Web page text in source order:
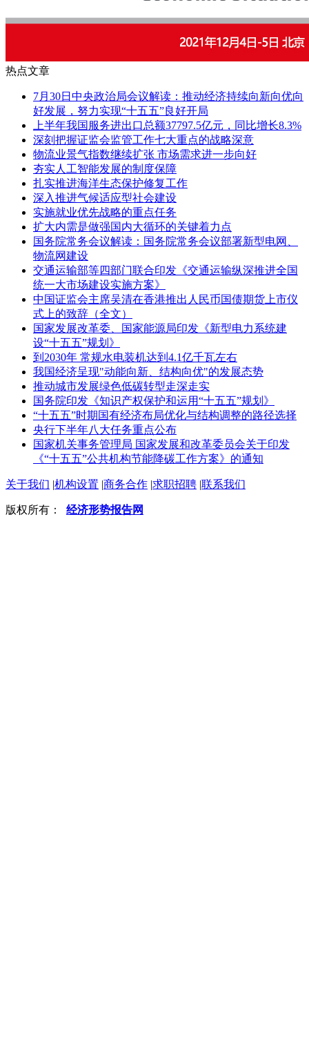
热点文章
7月30日中央政治局会议解读：推动经济持续向新向优向
好发展，努力实现“十五五”良好开局
上半年我国服务进出口总额37797.5亿元，同比增长8.3%
深刻把握证监会监管工作七大重点的战略深意
物流业景气指数继续扩张 市场需求进一步向好
夯实人工智能发展的制度保障
扎实推进海洋生态保护修复工作
深入推进气候适应型社会建设
实施就业优先战略的重点任务
扩大内需是做强国内大循环的关键着力点
国务院常务会议解读：国务院常务会议部署新型电网、
物流网建设
交通运输部等四部门联合印发《交通运输纵深推进全国
统一大市场建设实施方案》
中国证监会主席吴清在香港推出人民币国债期货上市仪
式上的致辞（全文）
国家发展改革委、国家能源局印发《新型电力系统建
设“十五五”规划》
到2030年 常规水电装机达到4.1亿千瓦左右
我国经济呈现"动能向新、结构向优"的发展态势
推动城市发展绿色低碳转型走深走实
国务院印发《知识产权保护和运用“十五五”规划》
“十五五”时期国有经济布局优化与结构调整的路径选择
央行下半年八大任务重点公布
国家机关事务管理局 国家发展和改革委员会关于印发
《“十五五”公共机构节能降碳工作方案》的通知
关于我们 |机构设置 |商务合作 |求职招聘 |联系我们
版权所有： 经济形势报告网